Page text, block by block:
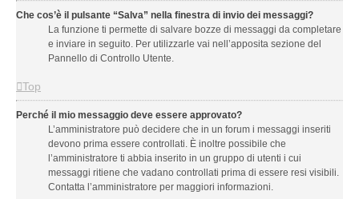
Che cos’è il pulsante “Salva” nella finestra di invio dei messaggi?
La funzione ti permette di salvare bozze di messaggi da completare
e inviare in seguito. Per utilizzarle vai nell’apposita sezione del
Pannello di Controllo Utente.
Top
Perché il mio messaggio deve essere approvato?
L’amministratore può decidere che in un forum i messaggi inseriti
devono prima essere controllati. È inoltre possibile che
l’amministratore ti abbia inserito in un gruppo di utenti i cui
messaggi ritiene che vadano controllati prima di essere resi visibili.
Contatta l’amministratore per maggiori informazioni.